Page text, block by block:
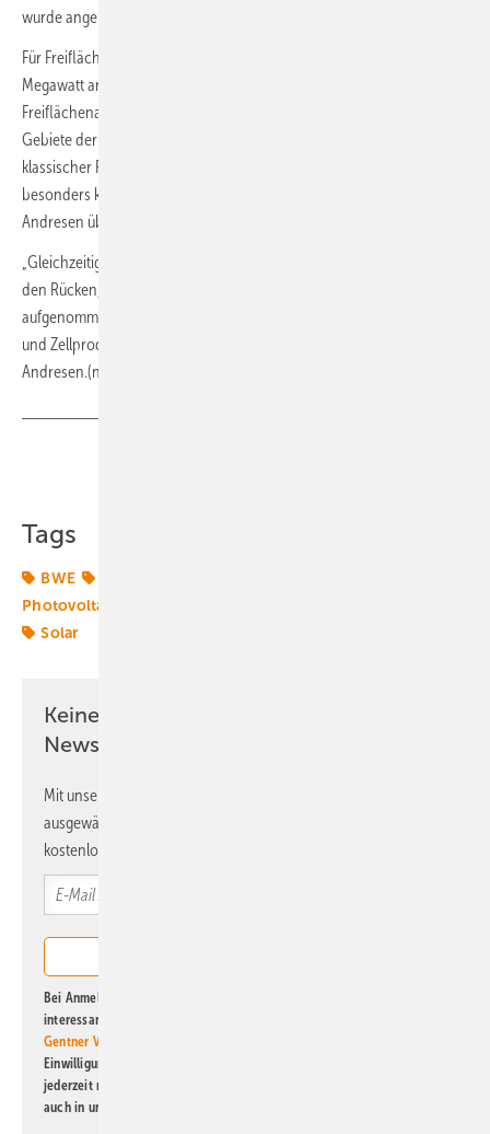
wurde angehoben.
Für Freiflächenanlagen wird die Gebotsmenge von 20 auf 50
Megawatt angehoben und die Flächenkulisse für PV-
Freiflächenanlagen ausgeweitet. Die sogenannten benachteiligten
Gebiete der Landwirtschaft werden grundsätzlich für die Förderung
klassischer PV-Freiflächenanlagen geöffnet. „Das stärkt den
besonders kostengünstigen Ausbau von Photovoltaik,“ ist Christian
Andresen überzeugt.
„Gleichzeitig kehren jedoch die Modul- und Zellhersteller Deutschland
den Rücken, weil der Resilienzbonus nicht mit in das Solarpaket
aufgenommen wurde. Damit ist der Traum einer europäischen Modul-
und Zellproduktion in weite Ferne gerückt,“ kritisiert Christian
Andresen.(nw)
Tags
BWE
Photovoltaikmarkt
Solar
Keine Zeit? Kein Problem mit dem ERE
Newsletter!
Mit unserem Newsletter erhalten Sie regelmäßig von uns
ausgewählte Informationen und Neuigkeiten, gebündelt und
kostenlos direkt ins Postfach.
Bei Anmeldung zu diesem Newsletter bin ich damit einverstanden, über
interessante Verlags- und Online-Angebote
Gentner Verlag GmbH & Co. KG
Einwilligung kann ich jederzeit widerrufen und eine Abmeldung ist
jederzeit möglich. Informationen zum Umgang mit Daten finden Sie
auch in unserer